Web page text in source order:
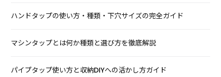
ハンドタップの使い方・種類・下穴サイズの完全ガイド
マシンタップとは何か種類と選び方を徹底解説
パイプタップ使い方と収納DIYへの活かし方ガイド